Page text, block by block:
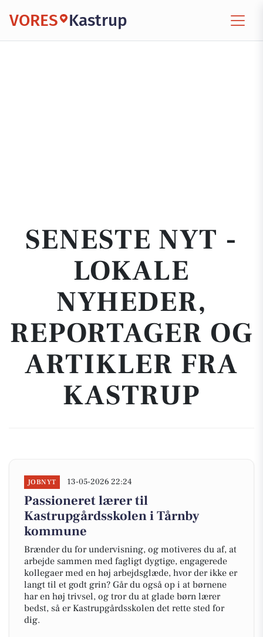
VORES Kastrup
SENESTE NYT -
LOKALE
NYHEDER,
REPORTAGER OG
ARTIKLER FRA
KASTRUP
JOBNYT 13-05-2026 22:24
Passioneret lærer til
Kastrupgårdsskolen i Tårnby
kommune
Brænder du for undervisning, og motiveres du af, at
arbejde sammen med fagligt dygtige, engagerede
kollegaer med en høj arbejdsglæde, hvor der ikke er
langt til et godt grin? Går du også op i at børnene
har en høj trivsel, og tror du at glade børn lærer
bedst, så er Kastrupgårdsskolen det rette sted for
dig.